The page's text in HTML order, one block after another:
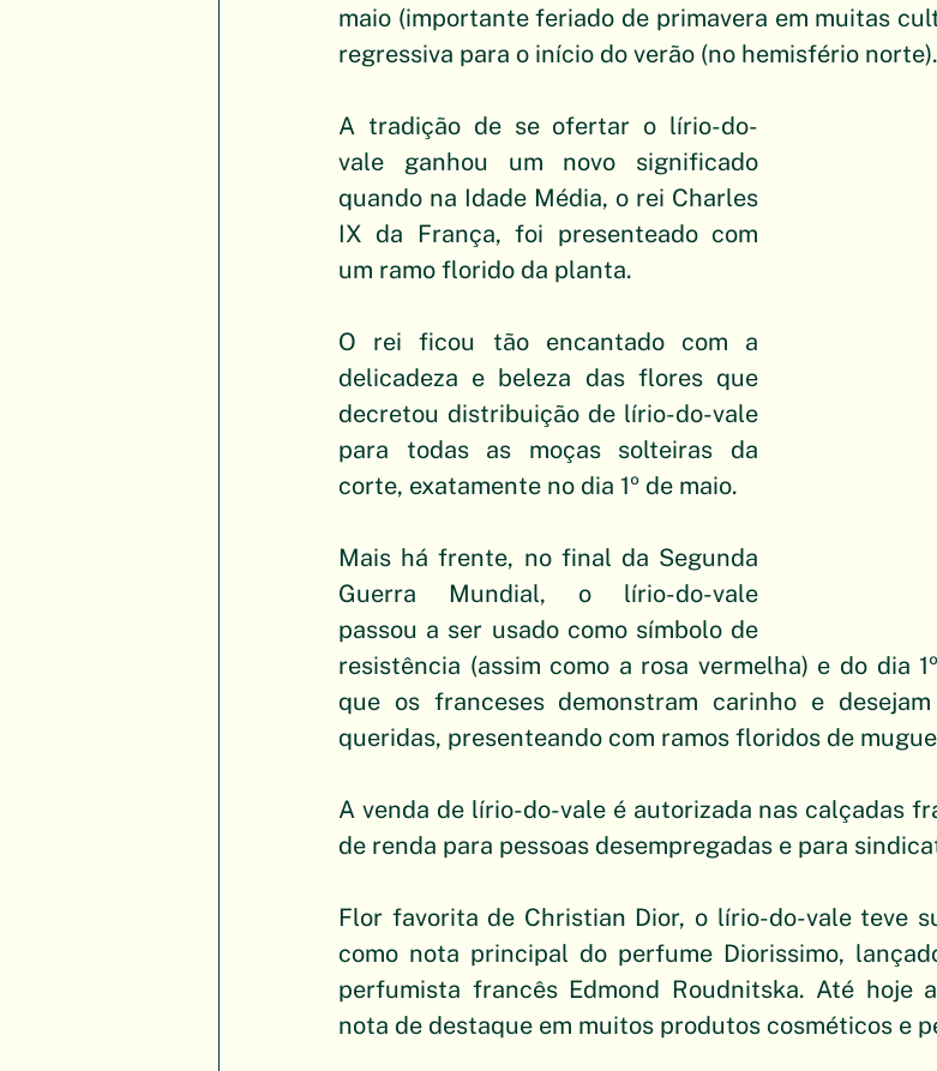
maio (importante feriado de primavera em muitas
regressiva para o início do verão (no hemisfério norte).
A tradição de se ofertar o lírio-do-
vale ganhou um novo significado
quando na Idade Média, o rei Charles
IX da França, foi presenteado com
um ramo florido da planta.
O rei ficou tão encantado com a
delicadeza e beleza das flores que
decretou distribuição de lírio-do-vale
para todas as moças solteiras da
corte, exatamente no dia 1º de maio.
Mais há frente, no final da Segunda
Guerra Mundial, o lírio-do-vale
passou a ser usado como símbolo de
resistência (assim como a rosa vermelha) e do dia
que os franceses demonstram carinho e
queridas, presenteando com ramos floridos de
A venda de lírio-do-vale é autorizada nas calçadas
de renda para pessoas desempregadas e para
Flor favorita de Christian Dior, o lírio-do-vale teve
como nota principal do perfume Diorissimo,
perfumista francês Edmond Roudnitska. Até hoje
nota de destaque em muitos produtos cosméticos e